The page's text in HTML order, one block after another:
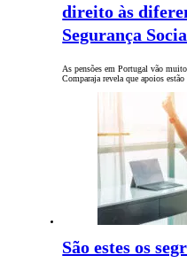
direito às
Segurança
As pensões em Portugal vão
Comparaja revela que apoios
São estes os